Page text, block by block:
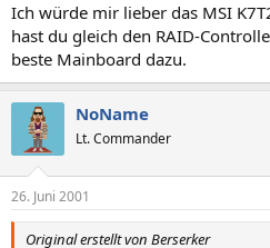
Ich würde mir lieber das MSI
hast du gleich den RAID-
beste Mainboard dazu.
NoName
Lt. Commander
26. Juni 2001
Original erstellt von Berserker